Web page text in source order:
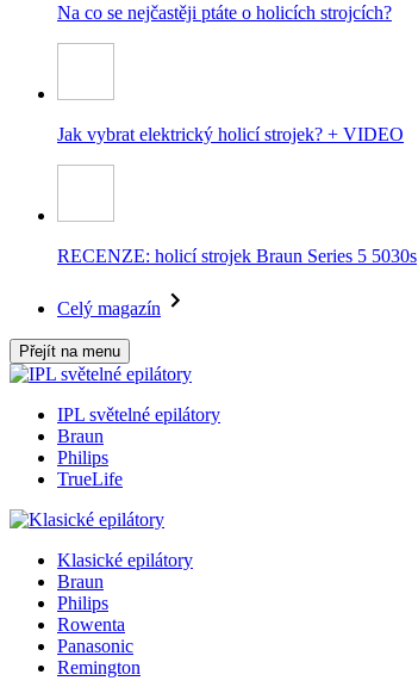
Na co se nejčastěji ptáte o holicích strojcích?
Jak vybrat elektrický holicí strojek? + VIDEO
RECENZE: holicí strojek Braun Series 5 5030s
Celý magazín
Přejít na menu
IPL světelné epilátory
Braun
Philips
TrueLife
Klasické epilátory
Braun
Philips
Rowenta
Panasonic
Remington